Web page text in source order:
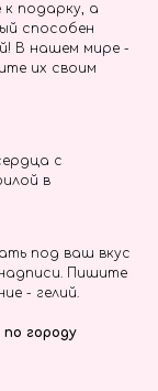
подарку, а
способен
В нашем мире -
их своим
с
в
под ваш вкус
Пишите
- гелий.
городу